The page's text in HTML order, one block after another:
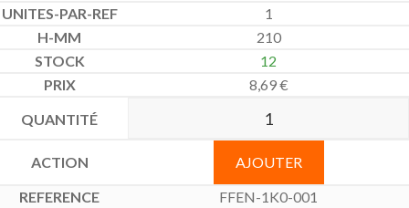
1
210
12
8,69€
AJOUTER
FFEN-1K0-001